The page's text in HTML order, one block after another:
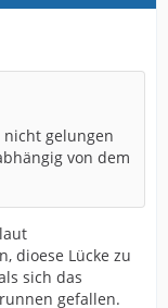
gelungen
von dem
dioese Lücke zu
sich das
gefallen.